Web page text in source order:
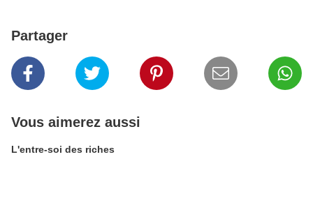
Partager
Vous aimerez aussi
L'entre-soi des riches